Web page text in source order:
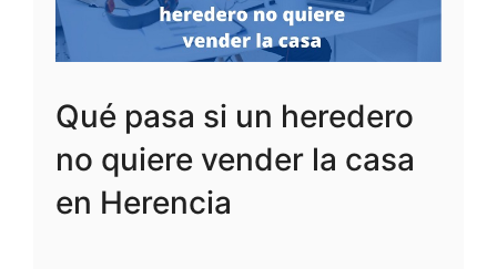
Qué pasa si un heredero
no quiere vender la casa
en Herencia